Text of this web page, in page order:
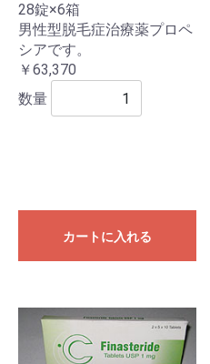
28錠×6箱
男性型脱毛症治療薬プロペ
シアです。
￥63,370
数量
カートに入れる